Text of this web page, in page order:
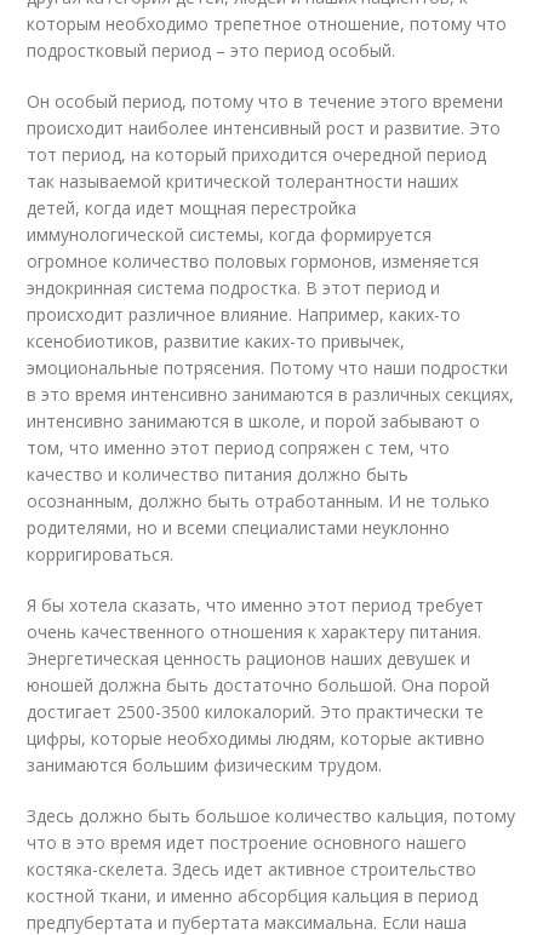
которым необходимо трепетное отношение, потому что
подростковый период – это период особый.
Он особый период, потому что в течение этого времени
происходит наиболее интенсивный рост и развитие. Это
тот период, на который приходится очередной период
так называемой критической толерантности наших
детей, когда идет мощная перестройка
иммунологической системы, когда формируется
огромное количество половых гормонов, изменяется
эндокринная система подростка. В этот период и
происходит различное влияние. Например, каких-то
ксенобиотиков, развитие каких-то привычек,
эмоциональные потрясения. Потому что наши подростки
в это время интенсивно занимаются в различных секциях,
интенсивно занимаются в школе, и порой забывают о
том, что именно этот период сопряжен с тем, что
качество и количество питания должно быть
осознанным, должно быть отработанным. И не только
родителями, но и всеми специалистами неуклонно
корригироваться.
Я бы хотела сказать, что именно этот период требует
очень качественного отношения к характеру питания.
Энергетическая ценность рационов наших девушек и
юношей должна быть достаточно большой. Она порой
достигает 2500-3500 килокалорий. Это практически те
цифры, которые необходимы людям, которые активно
занимаются большим физическим трудом.
Здесь должно быть большое количество кальция, потому
что в это время идет построение основного нашего
костяка-скелета. Здесь идет активное строительство
костной ткани, и именно абсорбция кальция в период
предпубертата и пубертата максимальна. Если наша